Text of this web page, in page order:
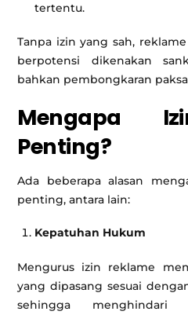
tertentu.
Tanpa izin yang sah,
berpotensi dikenakan
bahkan pembongkaran
Mengapa
Penting?
Ada beberapa alasan
penting, antara lain:
Kepatuhan Hukum
Mengurus izin reklame
yang dipasang sesuai
sehingga